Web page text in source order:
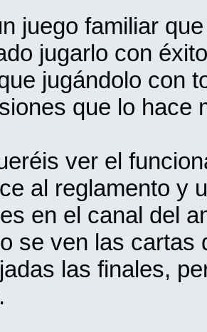
juego familiar
jugarlo con
jugándolo con
que lo hace
ver el
al reglamento y
en el canal del
se ven las cartas
las finales,